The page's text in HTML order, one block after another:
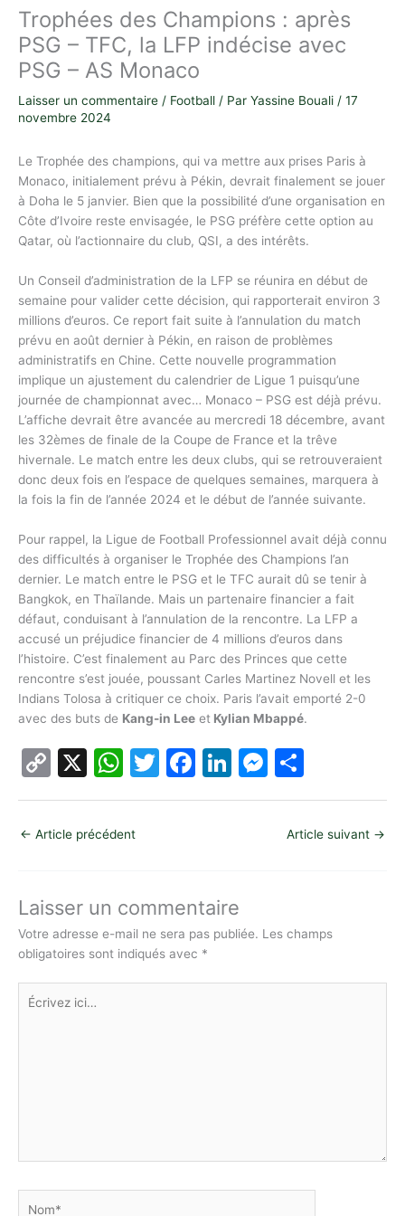
Trophées des Champions : après
PSG – TFC, la LFP indécise avec
PSG – AS Monaco
Laisser un commentaire / Football / Par Yassine Bouali / 17
novembre 2024
Le Trophée des champions, qui va mettre aux prises Paris à
Monaco, initialement prévu à Pékin, devrait finalement se jouer
à Doha le 5 janvier. Bien que la possibilité d’une organisation en
Côte d’Ivoire reste envisagée, le PSG préfère cette option au
Qatar, où l’actionnaire du club, QSI, a des intérêts.
Un Conseil d’administration de la LFP se réunira en début de
semaine pour valider cette décision, qui rapporterait environ 3
millions d’euros. Ce report fait suite à l’annulation du match
prévu en août dernier à Pékin, en raison de problèmes
administratifs en Chine. Cette nouvelle programmation
implique un ajustement du calendrier de Ligue 1 puisqu’une
journée de championnat avec… Monaco – PSG est déjà prévu.
L’affiche devrait être avancée au mercredi 18 décembre, avant
les 32èmes de finale de la Coupe de France et la trêve
hivernale. Le match entre les deux clubs, qui se retrouveraient
donc deux fois en l’espace de quelques semaines, marquera à
la fois la fin de l’année 2024 et le début de l’année suivante.
Pour rappel, la Ligue de Football Professionnel avait déjà connu
des difficultés à organiser le Trophée des Champions l’an
dernier. Le match entre le PSG et le TFC aurait dû se tenir à
Bangkok, en Thaïlande. Mais un partenaire financier a fait
défaut, conduisant à l’annulation de la rencontre. La LFP a
accusé un préjudice financier de 4 millions d’euros dans
l’histoire. C’est finalement au Parc des Princes que cette
rencontre s’est jouée, poussant Carles Martinez Novell et les
Indians Tolosa à critiquer ce choix. Paris l’avait emporté 2-0
avec des buts de Kang-in Lee et Kylian Mbappé.
C
o
p
y
n
k
X
W
h
s
p
p
T
w
F
a
o
o
k
Li
n
n
M
e
g
ar
ta
g
← Article précédent Article suivant →
Laisser un commentaire
Votre adresse e-mail ne sera pas publiée. Les champs
obligatoires sont indiqués avec *
Écrivez
ici…